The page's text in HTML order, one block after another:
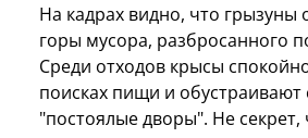
На кадрах видно, что грызуны
горы мусора, разбросанного
Среди отходов крысы
поисках пищи и обустраивают
"постоялые дворы". Не секрет,